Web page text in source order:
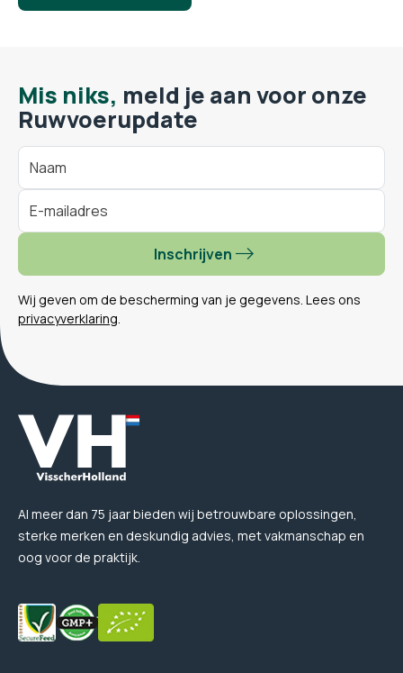
Mis niks, meld je aan voor onze
Ruwvoerupdate
Inschrijven
Wij geven om de bescherming van je gegevens. Lees ons
privacyverklaring
Al meer dan 75 jaar bieden wij betrouwbare oplossingen,
sterke merken en deskundig advies, met vakmanschap en
oog voor de praktijk.